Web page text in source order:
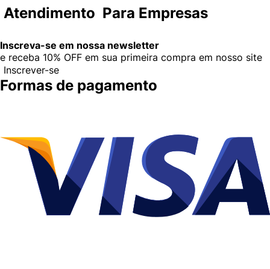
Atendimento Para Empresas
Inscreva-se em nossa newsletter
e receba 10% OFF em sua primeira compra em nosso site
Inscrever-se
Formas de pagamento